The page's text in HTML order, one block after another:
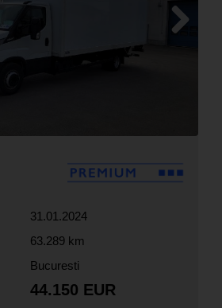
31.01.2024
63.289 km
Bucuresti
44.150 EUR